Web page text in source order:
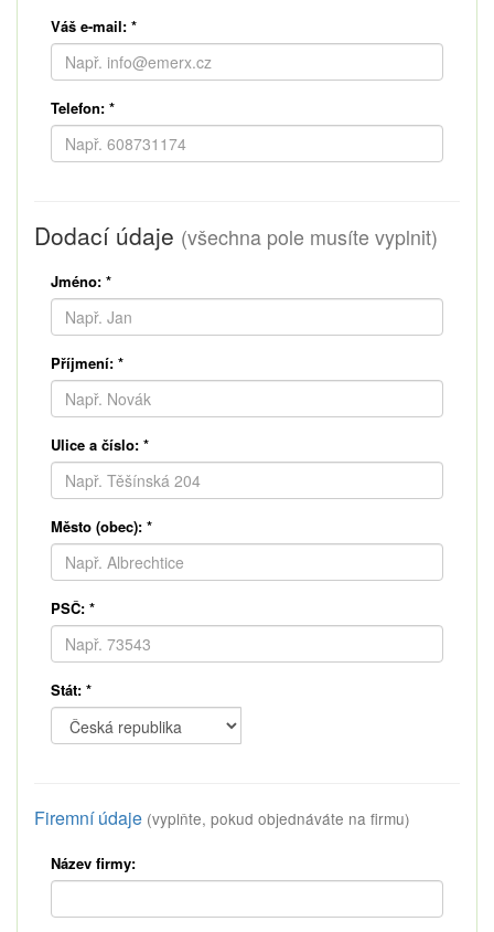
Váš e-mail: *
Telefon: *
Dodací údaje (všechna pole musíte vyplnit)
Jméno: *
Příjmení: *
Ulice a číslo: *
Město (obec): *
PSČ: *
Stát: *
Firemní údaje (vyplňte, pokud objednáváte na firmu)
Název firmy: